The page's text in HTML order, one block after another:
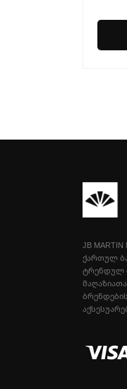
JB
ᲥᲐᲠᲗᲣᲚ
ᲢᲠᲔᲜᲓᲣᲚ